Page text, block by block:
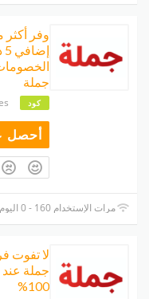
الخصومات
جملة
كود
أحصل
مرات الإستخدام 160 - 0 اليوم
جملة
100%